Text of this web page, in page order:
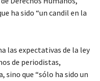
ha sido “un candil en la
las expectativas de la ley
de periodistas,
sino que “sólo ha sido un